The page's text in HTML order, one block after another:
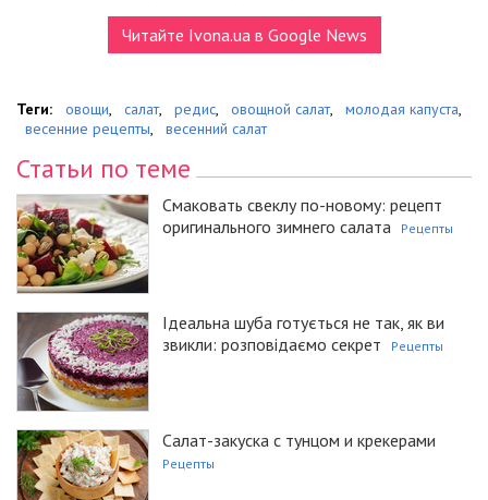
Читайте Ivona.ua в Google News
Теги: овощи, салат, редис, овощной салат, молодая капуста,
весенние рецепты, весенний салат
Статьи по теме
Смаковать свеклу по-новому: рецепт
оригинального зимнего салата
Рецепты
Ідеальна шуба готується не так, як ви
звикли: розповідаємо секрет
Рецепты
Салат-закуска с тунцом и крекерами
Рецепты